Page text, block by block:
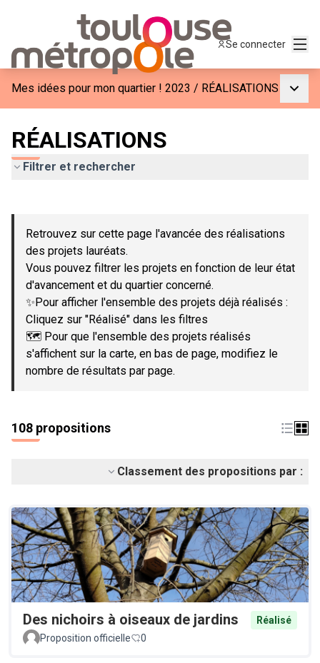
Se connecter
Mes idées pour mon quartier ! 2023 / RÉALISATIONS
RÉALISATIONS
Filtrer et rechercher
−
Retrouvez sur cette page l'avancée des réalisations
des projets lauréats.
Vous pouvez filtrer les projets en fonction de leur état
d'avancement et du quartier concerné.
✨Pour afficher l'ensemble des projets déjà réalisés :
Cliquez sur "Réalisé" dans les filtres
🗺️ Pour que l'ensemble des projets réalisés
s'affichent sur la carte, en bas de page, modifiez le
nombre de résultats par page.
108 propositions
Classement des propositions par :
Des nichoirs à oiseaux de jardins
Réalisé
Proposition officielle
0